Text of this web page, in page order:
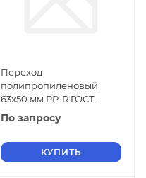
Переход
полипропиленовый
63х50 мм PP-R ГОСТ
32415-2013
По запросу
КУПИТЬ